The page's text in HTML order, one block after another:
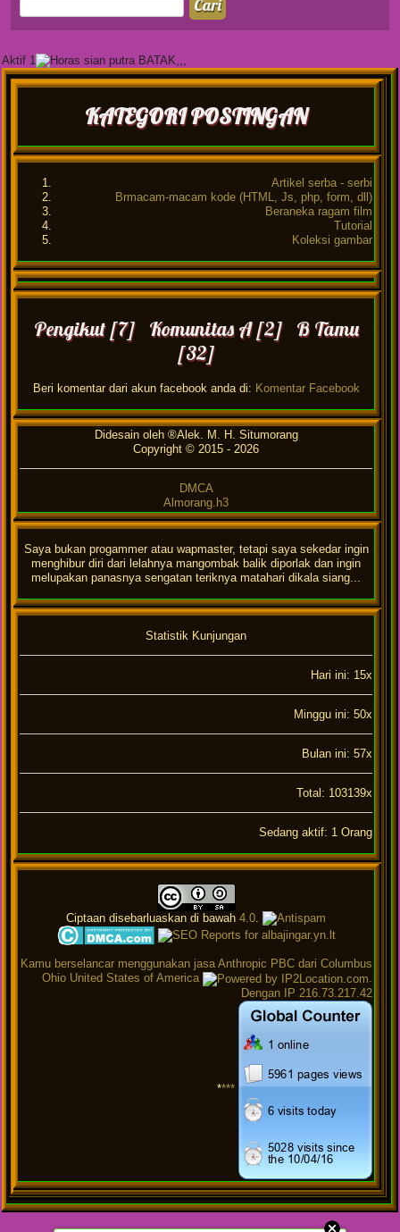
Aktif 1
KATEGORI POSTINGAN
Artikel serba - serbi
Brmacam-macam kode (HTML, Js, php, form, dll)
Beraneka ragam film
Tutorial
Koleksi gambar
Pengikut [7] Komunitas A [2] B Tamu
[32]
Beri komentar dari akun facebook anda di: Komentar Facebook
Didesain oleh ®Alek. M. H. Situmorang
Copyright © 2015 - 2026
DMCA
Almorang.h3
Saya bukan progammer atau wapmaster, tetapi saya sekedar ingin
menghibur diri dari lelahnya mangombak balik diporlak dan ingin
melupakan panasnya sengatan teriknya matahari dikala siang...
Statistik Kunjungan
Hari ini: 15x
Minggu ini: 50x
Bulan ini: 57x
Total: 103139x
Sedang aktif: 1 Orang
Ciptaan disebarluaskan di bawah 4.0
Kamu berselancar menggunakan jasa Anthropic PBC dari Columbus
Ohio United States of America
.
Dengan IP 216.73.217.42
****